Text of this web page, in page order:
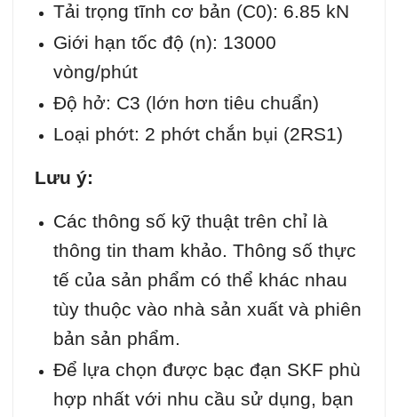
Tải trọng tĩnh cơ bản (C0): 6.85 kN
Giới hạn tốc độ (n): 13000
vòng/phút
Độ hở: C3 (lớn hơn tiêu chuẩn)
Loại phớt: 2 phớt chắn bụi (2RS1)
Lưu ý:
Các thông số kỹ thuật trên chỉ là
thông tin tham khảo. Thông số thực
tế của sản phẩm có thể khác nhau
tùy thuộc vào nhà sản xuất và phiên
bản sản phẩm.
Để lựa chọn được bạc đạn SKF phù
hợp nhất với nhu cầu sử dụng, bạn